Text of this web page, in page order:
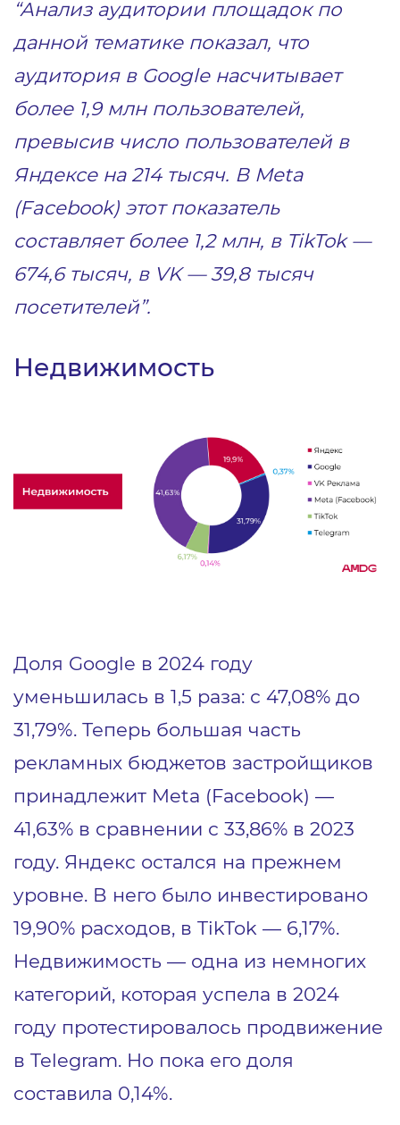
“Анализ аудитории площадок по
данной тематике показал, что
аудитория в Google насчитывает
более 1,9 млн пользователей,
превысив число пользователей в
Яндексе на 214 тысяч. В Meta
(Facebook) этот показатель
составляет более 1,2 млн, в TikTok —
674,6 тысяч, в VK — 39,8 тысяч
посетителей”.
Недвижимость
Доля Google в 2024 году
уменьшилась в 1,5 раза: с 47,08% до
31,79%. Теперь большая часть
рекламных бюджетов застройщиков
принадлежит Meta (Facebook) —
41,63% в сравнении с 33,86% в 2023
году. Яндекс остался на прежнем
уровне. В него было инвестировано
19,90% расходов, в TikTok — 6,17%.
Недвижимость — одна из немногих
категорий, которая успела в 2024
году протестировалось продвижение
в Telegram. Но пока его доля
составила 0,14%.